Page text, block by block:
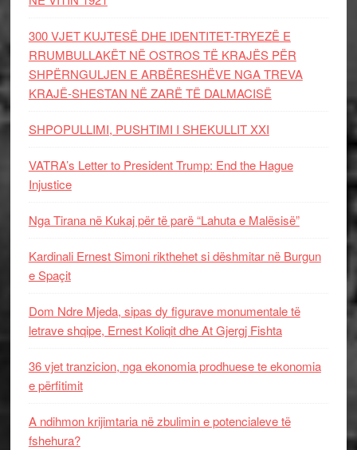
300 VJET KUJTESË DHE IDENTITET-TRYEZË E
RRUMBULLAKËT NË OSTROS TË KRAJËS PËR
SHPËRNGULJEN E ARBËRESHËVE NGA TREVA
KRAJË-SHESTAN NË ZARË TË DALMACISË
SHPOPULLIMI, PUSHTIMI I SHEKULLIT XXI
VATRA’s Letter to President Trump: End the Hague
Injustice
Nga Tirana në Kukaj për të parë “Lahuta e Malësisë”
Kardinali Ernest Simoni rikthehet si dëshmitar në Burgun
e Spaçit
Dom Ndre Mjeda, sipas dy figurave monumentale të
letrave shqipe, Ernest Koliqit dhe At Gjergj Fishta
36 vjet tranzicion, nga ekonomia prodhuese te ekonomia
e përfitimit
A ndihmon krijimtaria në zbulimin e potencialeve të
fshehura?